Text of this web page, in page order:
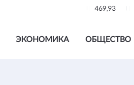
469,93
ЭКОНОМИКА ОБЩЕСТВО